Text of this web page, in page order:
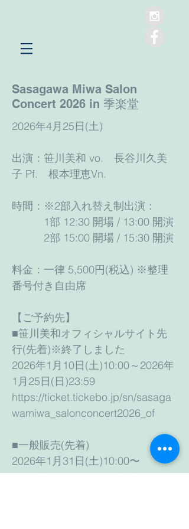
Sasagawa Miwa Salon
Concert 2026 in 季楽堂
2026年4月25日(土)
出演：笹川美和 vo. 長谷川久美
子 Pf. 根本理恵Vn.
時間：※2部入れ替え制出演：
1部 12:30 開場 / 13:00 開演
2部 15:00 開場 / 15:30 開演
料金：一律 5,500円(税込) ※整理
番号付き自由席
【ご予約先】
■笹川美和オフィシャルサイト先
行(先着)※終了しました
2026年1月10日(土)10:00～2026年
1月25日(日)23:59
https://ticket.tickebo.jp/sn/sasaga
wamiwa_salonconcert2026_of
■一般販売(先着)
2026年1月31日(土)10:00〜
https://ticket.tickebo.jp/sn/sasaga